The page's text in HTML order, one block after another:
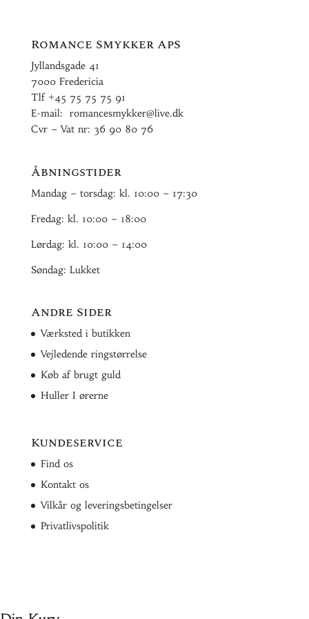
Romance Smykker ApS
Jyllandsgade 41
7000 Fredericia
Tlf +45 75 75 75 91
E-mail: romancesmykker@live.dk
Cvr – Vat nr: 36 90 80 76
Åbningstider
Mandag – torsdag: kl. 10:00 – 17:30
Fredag: kl. 10:00 – 18:00
Lørdag: kl. 10:00 – 14:00
Søndag: Lukket
Andre Sider
Værksted i butikken
Vejledende ringstørrelse
Køb af brugt guld
Huller I ørerne
Kundeservice
Find os
Kontakt os
Vilkår og leveringsbetingelser
Privatlivspolitik